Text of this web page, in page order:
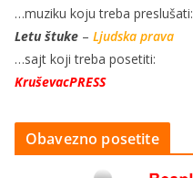
…muziku koju treba preslušati:
Letu štuke – Ljudska prava
…sajt koji treba posetiti:
KruševacPRESS
Obavezno posetite